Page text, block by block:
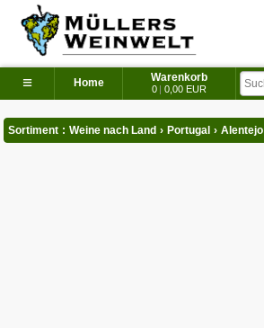
≡ Home Warenkorb
0 | 0,00 EUR
Sortiment : Weine nach Land › Portugal › Alentejo